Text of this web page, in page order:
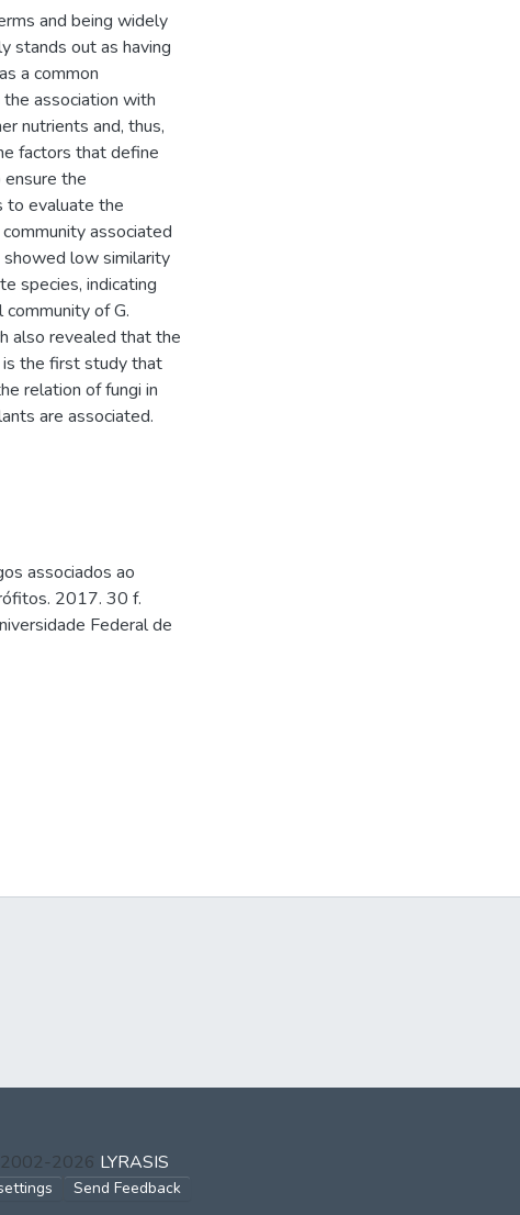
and being widely
stands out as having
a common
association with
nutrients and, thus,
factors that define
the
to evaluate the
associated
showed low similarity
species, indicating
of G.
also revealed that the
is the first study that
relation of fungi in
are associated.
associados ao
2017. 30 f.
Federal de
2026 LYRASIS
Send Feedback